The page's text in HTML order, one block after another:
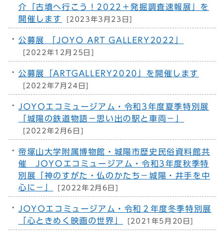
介「古墳へ行こう！2022＋発掘調査速報展」を
開催します
[2023年3月23日]
公募展 「JOYO ART GALLERY2022」
[2022年12月25日]
公募展「ARTGALLERY2020」を開催します
[2022年7月24日]
JOYOエコミュージアム・令和3年度夏季特別展
「城陽の鉄道物語－思い出の駅と車両－」
[2022年2月6日]
帝塚山大学附属博物館・城陽市歴史民俗資料館共
催 JOYOエコミュージアム・令和3年度秋季特
別展「神のすがた・仏のかたち－城陽・井手を中
心に－」
[2022年2月6日]
JOYOエコミュージアム・令和２年度冬季特別展
「心ときめく映画の世界」
[2021年5月20日]